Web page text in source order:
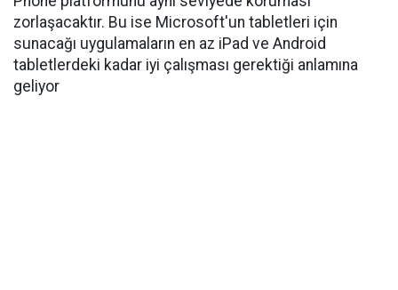
zorlaşacaktır. Bu ise Microsoft'un tabletleri için
sunacağı uygulamaların en az iPad ve Android
tabletlerdeki kadar iyi çalışması gerektiği anlamına
geliyor